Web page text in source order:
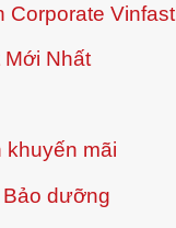
Corporate Vinfast
Mới Nhất
khuyến mãi
dưỡng